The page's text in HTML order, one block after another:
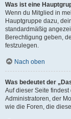
Was ist eine
Wenn du Mitglied in
Hauptgruppe dazu,
standardmäßig
Berechtigung geben,
festzulegen.
Nach oben
Was bedeutet der
Auf dieser Seite
Administratoren, der
wie die Foren, die